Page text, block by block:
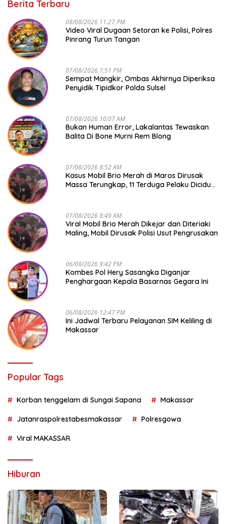
Berita Terbaru
08/08/2026 11:27 PM
Video Viral Dugaan Setoran ke Polisi, Polres
Pinrang Turun Tangan
07/08/2026 7:51 PM
Sempat Mangkir, Ombas Akhirnya Diperiksa
Penyidik Tipidkor Polda Sulsel
07/08/2026 10:07 AM
Bukan Human Error, Lakalantas Tewaskan
Balita Di Bone Murni Rem Blong
07/08/2026 8:52 AM
Kasus Mobil Brio Merah di Maros Dirusak
Massa Terungkap, 11 Terduga Pelaku Diciduk
07/08/2026 8:49 AM
Viral Mobil Brio Merah Dikejar dan Diteriaki
Maling, Mobil Dirusak Polisi Usut Pengrusakan
06/08/2026 9:42 PM
Kombes Pol Hery Sasangka Diganjar
Penghargaan Kepala Basarnas Gegara Ini
06/08/2026 12:47 PM
Ini Jadwal Terbaru Pelayanan SIM Keliling di
Makassar
Popular Tags
Korban tenggelam di Sungai Sapana Makassar
Jatanraspolrestabesmakassar Polresgowa
Viral MAKASSAR
Hiburan